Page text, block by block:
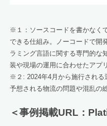
※１：ソースコードを書かなく
できる仕組み。ノーコードで開
ラミング言語に関する専門的な
装や現場の運用に合わせたアプ
※２: 2024年4月から施行される
予想される物流の問題や混乱の
＜事例掲載URL：